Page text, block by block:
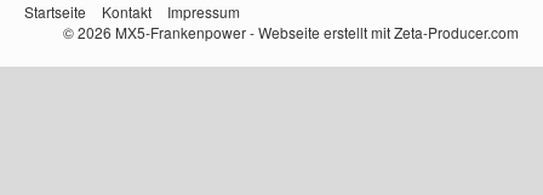
Startseite Kontakt
Impressum
© 2026 MX5-Frankenpower -Webseite erstellt mit Zeta-Producer.com